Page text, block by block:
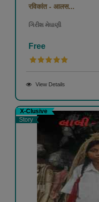
रविकांत - आलस...
ગિરીશ મેઘાણી
Free
View Details
X-Clusive
Story